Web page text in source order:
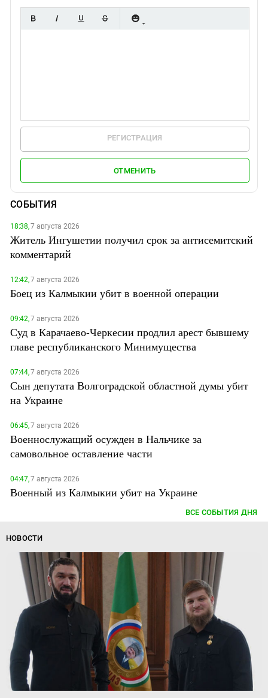
РЕГИСТРАЦИЯ
ОТМЕНИТЬ
СОБЫТИЯ
18:38,7 августа 2026
Житель Ингушетии получил срок за антисемитский
комментарий
12:42,7 августа 2026
Боец из Калмыкии убит в военной операции
09:42,7 августа 2026
Суд в Карачаево-Черкесии продлил арест бывшему
главе республиканского Минимущества
07:44,7 августа 2026
Сын депутата Волгоградской областной думы убит
на Украине
06:45,7 августа 2026
Военнослужащий осужден в Нальчике за
самовольное оставление части
04:47,7 августа 2026
Военный из Калмыкии убит на Украине
ВСЕ СОБЫТИЯ ДНЯ
НОВОСТИ